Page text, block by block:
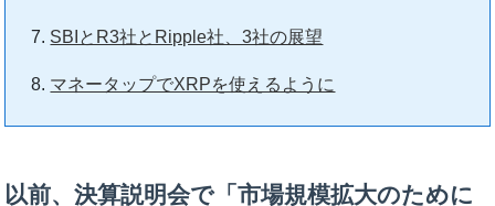
SBIとR3社とRipple社、3社の展望
マネータップでXRPを使えるように
以前、決算説明会で「市場規模拡大のために